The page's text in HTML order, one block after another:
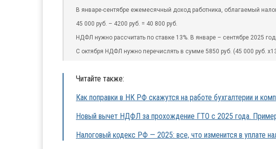
В январе-сентябре ежемесячный доход работника, облагаемый
45 000 руб. – 4200 руб. = 40 800 руб.
НДФЛ нужно рассчитать по ставке 13%. В январе – сентябре 2025
С октября НДФЛ нужно перечислять в сумме 5850 руб. (45 000 руб.
Читайте также:
Как поправки в НК РФ скажутся на работе бухгалтерии и
Новый вычет НДФЛ за прохождение ГТО с 2025 года.
Налоговый кодекс РФ — 2025: все, что изменится в уплате